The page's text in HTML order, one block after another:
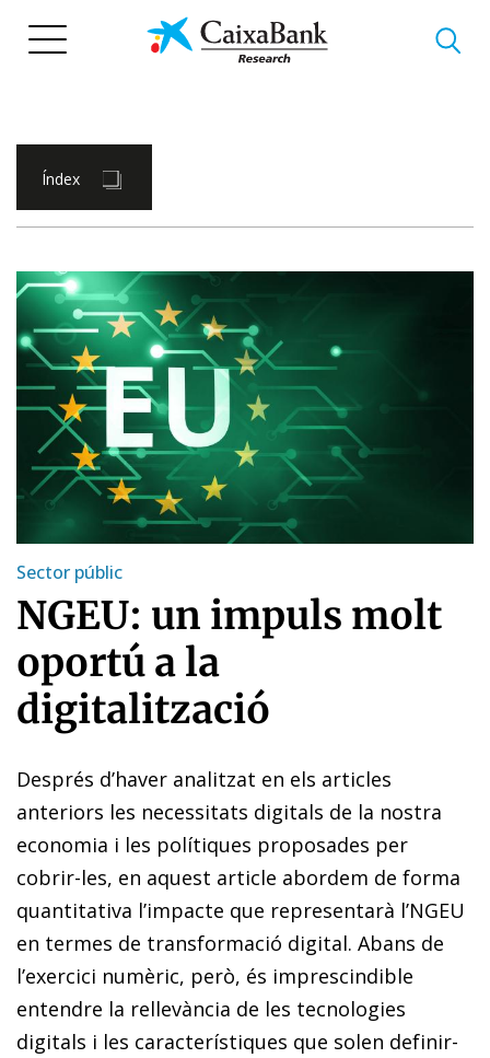
Índex
Sector públic
NGEU: un impuls molt
oportú a la
digitalització
Després d’haver analitzat en els articles
anteriors les necessitats digitals de la nostra
economia i les polítiques proposades per
cobrir-les, en aquest article abordem de forma
quantitativa l’impacte que representarà l’NGEU
en termes de transformació digital. Abans de
l’exercici numèric, però, és imprescindible
entendre la rellevància de les tecnologies
digitals i les característiques que solen definir-